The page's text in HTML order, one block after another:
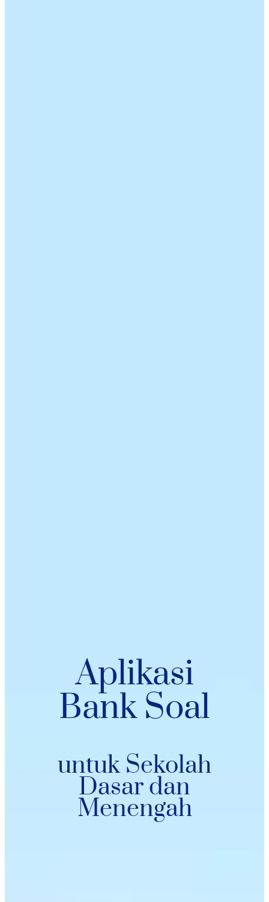
Aplikasi
Bank Soal
untuk Sekolah
Dasar dan
Menengah